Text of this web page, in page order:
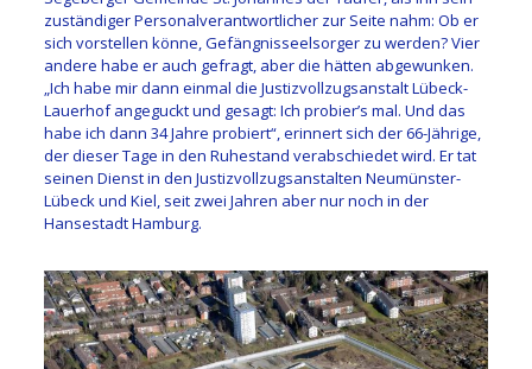
zuständiger Personalverantwortlicher zur Seite nahm: Ob er
sich vorstellen könne, Gefängnisseelsorger zu werden? Vier
andere habe er auch gefragt, aber die hätten abgewunken.
„Ich habe mir dann einmal die Justizvollzugsanstalt Lübeck-
Lauerhof angeguckt und gesagt: Ich probier’s mal. Und das
habe ich dann 34 Jahre probiert“, erinnert sich der 66-Jährige,
der dieser Tage in den Ruhestand verabschiedet wird. Er tat
seinen Dienst in den Justizvollzugsanstalten Neumünster-
Lübeck und Kiel, seit zwei Jahren aber nur noch in der
Hansestadt Hamburg.